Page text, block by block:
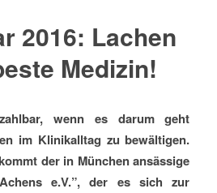
2016: Lachen
Medizin!
wenn es darum geht
im Klinikalltag zu bewältigen.
der in München ansässige
e.V.”, der es sich zur